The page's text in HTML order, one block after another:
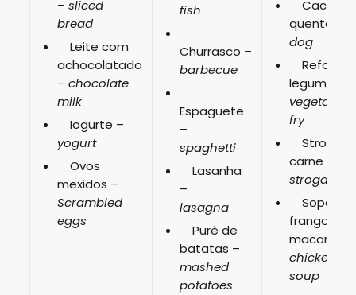
– sliced
bread
Leite com
achocolatado
– chocolate
milk
Iogurte –
yogurt
Ovos
mexidos –
Scrambled
eggs
fish
Churrasco –
barbecue
Espaguete
–
spaghetti
Lasanha
–
lasagna
Purê de
batatas –
mashed
potatoes
quente –
dog
legumes –
vegetable
fry
carne –
stroganoff
Sopa de
frango
macarrão
chicken
soup